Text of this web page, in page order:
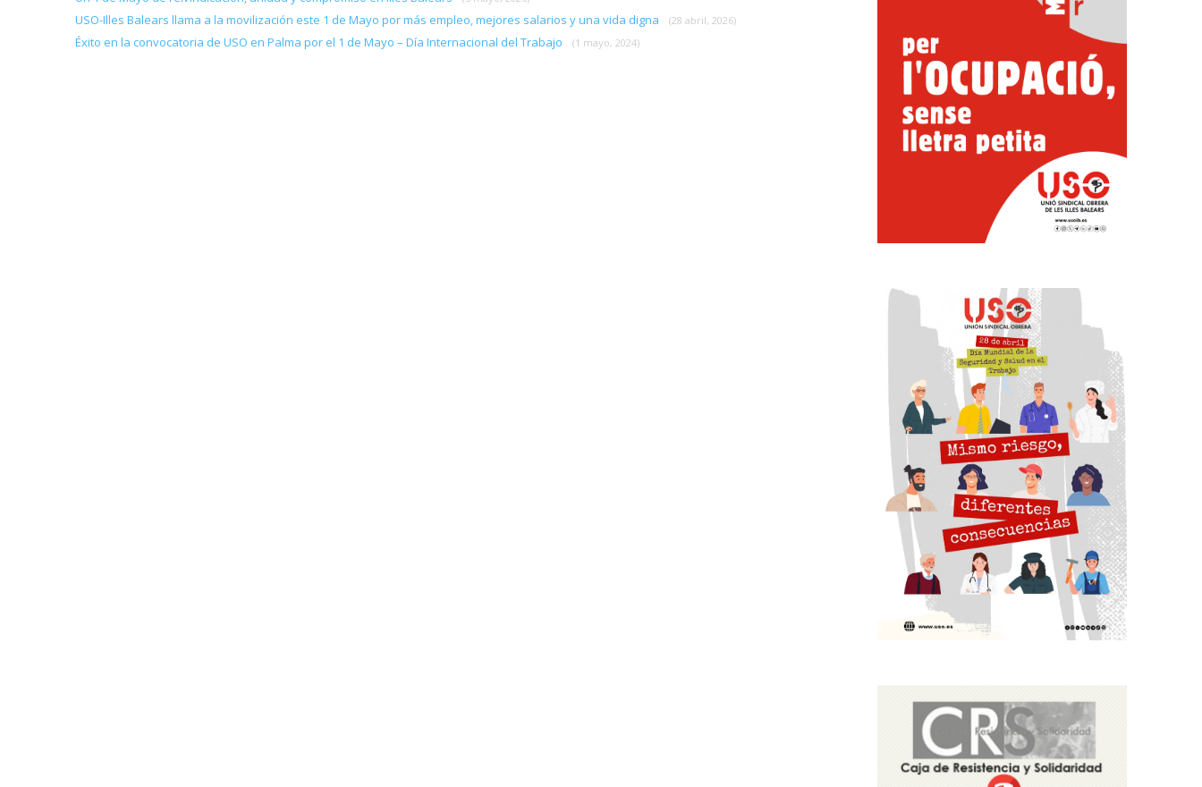
USO-Illes Balears llama a la movilización este 1 de Mayo por más empleo, mejores salarios y una vida digna (28 abril, 2026)
Éxito en la convocatoria de USO en Palma por el 1 de Mayo – Día Internacional del Trabajo (1 mayo, 2024)